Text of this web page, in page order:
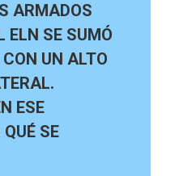
ARMADOS
ELN SE SUMÓ
UN ALTO
ESE
SE